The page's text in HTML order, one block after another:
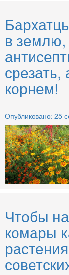
в землю,
срезать,
корнем!
Опубликовано: 25
Чтобы
комары